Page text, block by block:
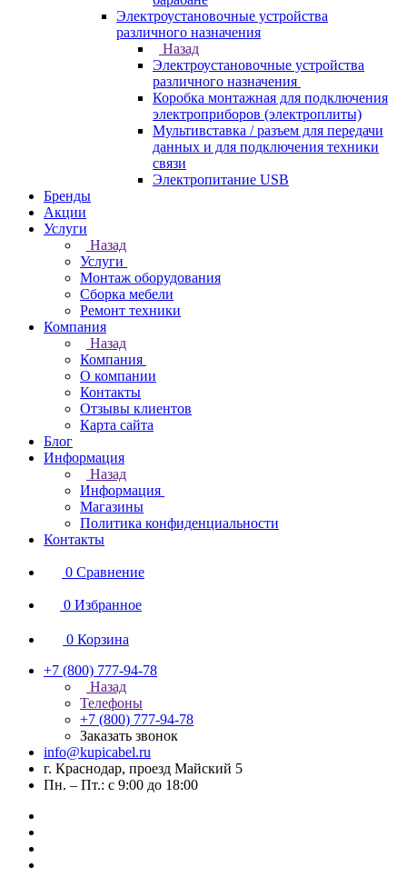
Электроустановочные устройства
различного назначения
Назад
Электроустановочные устройства
различного назначения
Коробка монтажная для подключения
электроприборов (электроплиты)
Мультивставка / разъем для передачи
данных и для подключения техники
связи
Электропитание USB
Бренды
Акции
Услуги
Назад
Услуги
Монтаж оборудования
Сборка мебели
Ремонт техники
Компания
Назад
Компания
О компании
Контакты
Отзывы клиентов
Карта сайта
Блог
Информация
Назад
Информация
Магазины
Политика конфиденциальности
Контакты
0 Сравнение
0 Избранное
0 Корзина
+7 (800) 777-94-78
Назад
Телефоны
+7 (800) 777-94-78
Заказать звонок
info@kupicabel.ru
г. Краснодар, проезд Майский 5
Пн. – Пт.: с 9:00 до 18:00